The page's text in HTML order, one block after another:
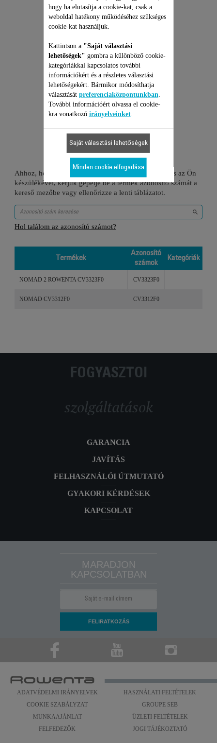
Árajánlat, meglepetések nélkül
és 6 hónapos kiterjesztett
garancia!
Kosárba
2 Termékekhez
Ahhoz, hogy ellenőrizze, hogy ez a tétel kompatibilis az Ön
készülékével, kérjük gépelje be a termék azonosító számát a
kereső mezőbe vagy ellenőrizze a lenti táblázatot.
Hol találom az azonosító számot?
Termékek
Azonosító
számok
Kategóriák
NOMAD 2 ROWENTA CV3323F0 CV3323F0
NOMAD CV3312F0 CV3312F0
FOGYASZTÓI
szolgáltatások
GARANCIA
JAVÍTÁS
FELHASZNÁLÓI ÚTMUTATÓ
GYAKORI KÉRDÉSEK
KAPCSOLAT
MARADJON
KAPCSOLATBAN
ADATVÉDELMI IRÁNYELVEK
HASZNÁLATI FELTÉTELEK
COOKIE SZABÁLYZAT
GROUPE SEB
MUNKAAJÁNLAT
ÜZLETI FELTÉTELEK
FELFEDEZŐK
JOGI TÁJÉKOZTATÓ
hogy ha elutasítja a cookie-kat, csak a
weboldal hatékony működéséhez szükséges
cookie-kat használjuk.
Kattintson a "Saját választási
lehetőségek" gombra a különböző cookie-
kategóriákkal kapcsolatos további
információkért és a részletes választási
lehetőségekért. Bármikor módosíthatja
választását preferenciaközpontunkban
További információért olvassa el cookie-
kra vonatkozó irányelveinket.
Saját választási lehetőségek
Minden cookie elfogadása